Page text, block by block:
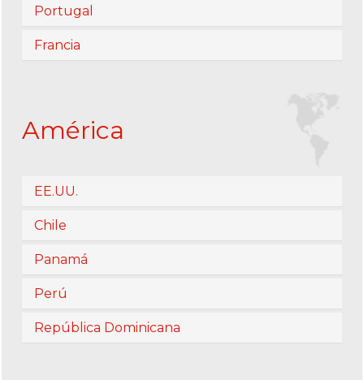
Portugal
Francia
América
EE.UU.
Chile
Panamá
Perú
República Dominicana